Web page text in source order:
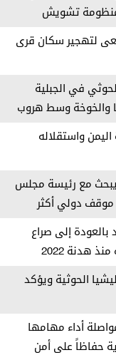
منظومة تشويش
لتهجير سكان قرى
في الجبلية
والخوخة وسط هروب
واستقلاله
يبحث مع رئيسة مجلس
موقف دولي أكثر
بالعودة إلى صراع
هدنة 2022
الحوثية ويؤكد
أداء مهامها
حفاظاً على أمن